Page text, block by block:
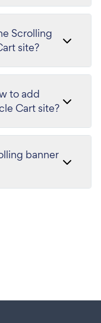
Scrolling
site?
to add
Cart site?
banner